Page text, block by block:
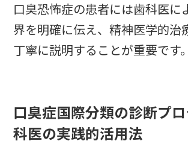
口臭恐怖症の患者には歯科医に
界を明確に伝え、精神医学的治
丁寧に説明することが重要です。
口臭症国際分類の診断プ
科医の実践的活用法